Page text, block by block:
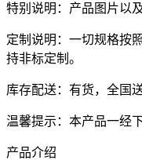
特别说明：产品图片以
定制说明：一切规格按
持非标定制。
库存配送：有货，全国
温馨提示：本产品一经
产品介绍